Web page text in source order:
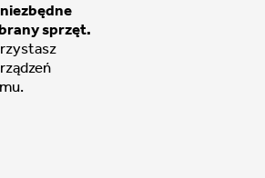
sprzęt.